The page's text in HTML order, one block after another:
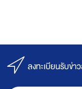
ลงทะเบียนรับข่า